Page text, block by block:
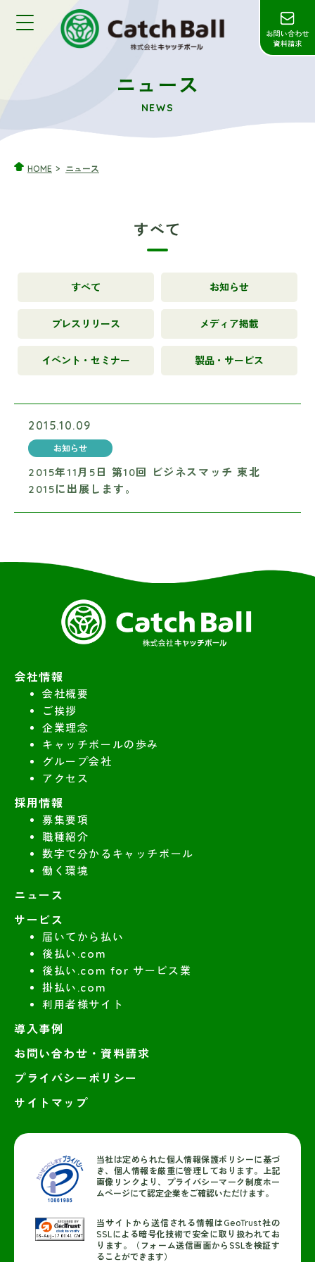
ニュース
NEWS
HOME ニュース
すべて
すべて お知らせ
プレスリリース メディア掲載
イベント・セミナー 製品・サービス
2015.10.09
お知らせ
2015年11月5日 第10回 ビジネスマッチ 東北
2015に出展します。
会社情報
会社概要
ご挨拶
企業理念
キャッチボールの歩み
グループ会社
アクセス
採用情報
募集要項
職種紹介
数字で分かるキャッチボール
働く環境
ニュース
サービス
届いてから払い
後払い.com
後払い.com for サービス業
掛払い.com
利用者様サイト
導入事例
お問い合わせ・資料請求
プライバシーポリシー
サイトマップ
当社は定められた個人情報保護ポリシーに基づ
き、個人情報を厳重に管理しております。上記
画像リンクより、プライバシーマーク制度ホー
ムページにて認定企業をご確認いただけます。
当サイトから送信される情報はGeoTrust社の
SSLによる暗号化技術で安全に取り扱われてお
ります。（フォーム送信画面からSSLを検証す
ることができます）